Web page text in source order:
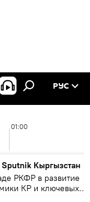
РУС
01:00
Sputnik Кыргызстан
РКФР в развитие
КР и ключевых